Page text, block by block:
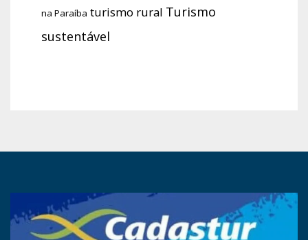
na Paraíba turismo rural Turismo
sustentável